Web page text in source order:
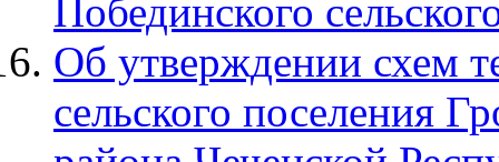
Побединского
Об утверждении схем
сельского поселения